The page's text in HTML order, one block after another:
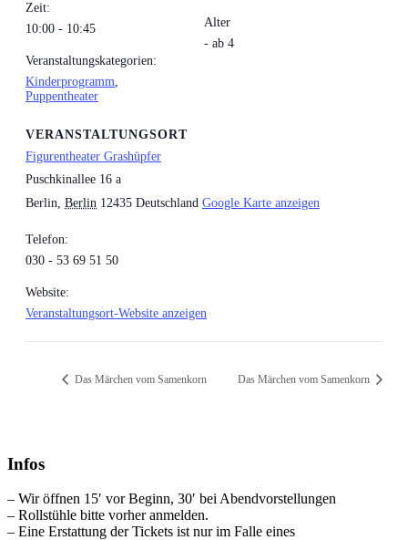
Zeit:
10:00 - 10:45
Veranstaltungskategorien:
Kinderprogramm,
Puppentheater
VERANSTALTUNGSORT
Figurentheater Grashüpfer
Puschkinallee 16 a
Berlin Berlin 12435 Deutschland Google Karte anzeigen
Telefon:
030 - 53 69 51 50
Website:
Veranstaltungsort-Website anzeigen
Alter
- ab 4
Das Märchen vom Samenkorn Das Märchen vom Samenkorn
Infos
– Wir öffnen 15′ vor Beginn, 30′ bei Abendvorstellungen
– Rollstühle bitte vorher anmelden.
– Eine Erstattung der Tickets ist nur im Falle eines